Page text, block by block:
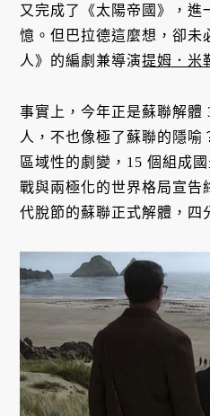
又完成了《太陽帝國》，進
憶。但巴拉德這麼想，卻未
人》的編劇兼導演提姆．米
事實上，今年正是蘇聯解體
人，不也像極了蘇聯的隱喻
區域性的劇變，15 個組成
戰與兩極化的世界格局宣告
代脫節的蘇聯正式解體，四